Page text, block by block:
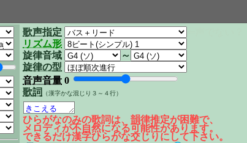
歌声指定
リズム形
旋律音域
～
旋律の型
音声音量 0
歌詞
（漢字かな混じり３～４行）
ひらがなのみの歌詞は、韻律推定が困難で、
メロディが不自然になる可能性があります。
できるだけ漢字ひらがな交じりにして下さい。